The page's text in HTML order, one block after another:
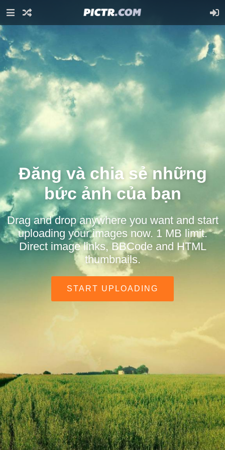
Đăng và chia sẻ những
bức ảnh của bạn
Drag and drop anywhere you want and start
uploading your images now. 1 MB limit.
Direct image links, BBCode and HTML
thumbnails.
START UPLOADING